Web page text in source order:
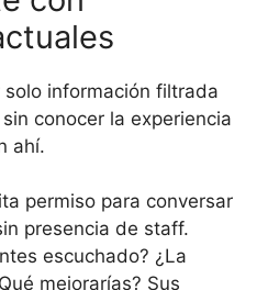
solo información filtrada
conocer la experiencia
ahí.
permiso para conversar
presencia de staff.
escuchado? ¿La
mejorarías? Sus